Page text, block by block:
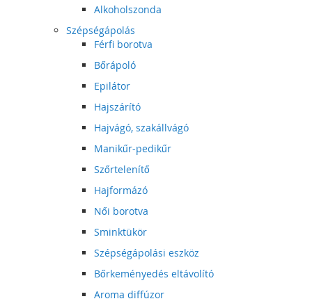
Alkoholszonda
Szépségápolás
Férfi borotva
Bőrápoló
Epilátor
Hajszárító
Hajvágó, szakállvágó
Manikűr-pedikűr
Szőrtelenítő
Hajformázó
Női borotva
Sminktükör
Szépségápolási eszköz
Bőrkeményedés eltávolító
Aroma diffúzor